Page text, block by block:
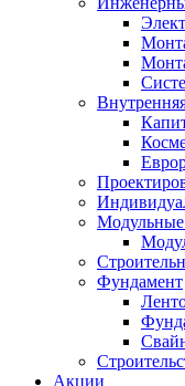
Модульные
Фундамент
Акции